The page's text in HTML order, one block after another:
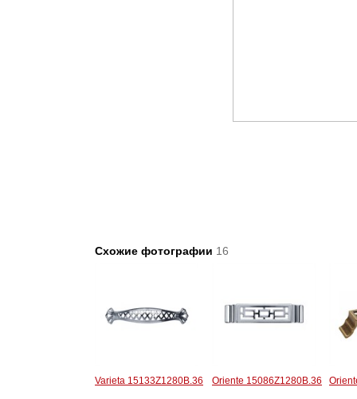
Схожие фотографии 16
Varieta 15133Z1280B.36 Oriente 15086Z1280B.36